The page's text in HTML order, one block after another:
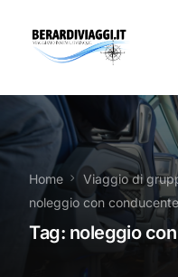
Home
Viaggio di
noleggio con conducente
Tag: noleggio
Vacanze